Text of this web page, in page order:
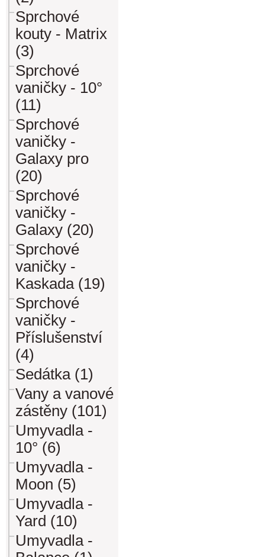
Sprchové
kouty - Matrix
(3)
Sprchové
vaničky - 10°
(11)
Sprchové
vaničky -
Galaxy pro
(20)
Sprchové
vaničky -
Galaxy (20)
Sprchové
vaničky -
Kaskada (19)
Sprchové
vaničky -
Příslušenství
(4)
Sedátka (1)
Vany a vanové
zástěny (101)
Umyvadla -
10° (6)
Umyvadla -
Moon (5)
Umyvadla -
Yard (10)
Umyvadla -